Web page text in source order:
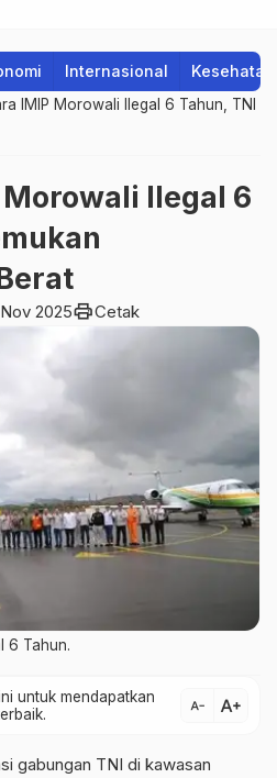
Internasional Kesehatan
IMIP Morowali Ilegal 6 Tahun, TNI
Ilegal 6
2025printCetak
6 Tahun.
untuk mendapatkan
text_decrease text_increase
gabungan TNI di kawasan